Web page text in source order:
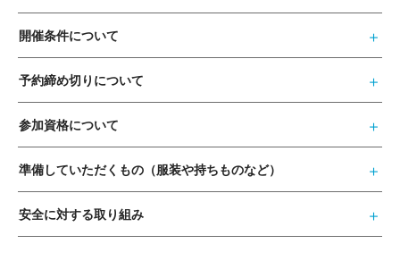
開催条件について
予約締め切りについて
参加資格について
準備していただくもの（服装や持ちものなど）
安全に対する取り組み